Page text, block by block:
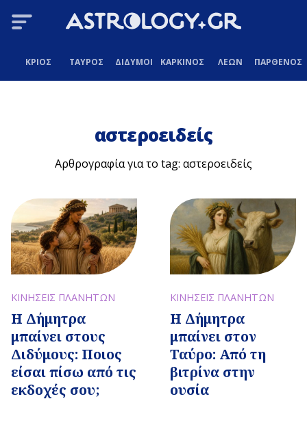
ΚΡΙΟΣ ΤΑΥΡΟΣ ΔΙΔΥΜΟΙ ΚΑΡΚΙΝΟΣ ΛΕΩΝ ΠΑΡΘΕΝΟΣ
αστεροειδείς
Αρθρογραφία για το tag: αστεροειδείς
ΚΙΝΗΣΕΙΣ ΠΛΑΝΗΤΩΝ
Η Δήμητρα
μπαίνει στους
Διδύμους: Ποιος
είσαι πίσω από τις
εκδοχές σου;
ΚΙΝΗΣΕΙΣ ΠΛΑΝΗΤΩΝ
Η Δήμητρα
μπαίνει στον
Ταύρο: Από τη
βιτρίνα στην
ουσία